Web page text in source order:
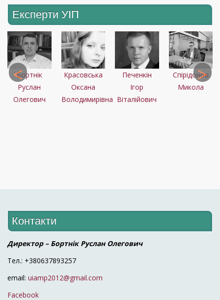
Експерти УІП
Бортнік
Руслан
Олегович
Красовська
Оксана
Володимирівна
Печенкін
Ігор
Віталійович
Спірідонов
Микола
Контакти
Директор – Бортнік Руслан Олегович
Тел.: +380637893257
email: uiamp2012@gmail.com
Facebook